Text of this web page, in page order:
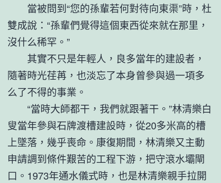
當被問到“您的孫輩若何對待向東渠”時，杜
雙成說：“孫輩們覺得這個東西從來就在那里，
沒什么稀罕。”
其實不只是年輕人，良多當年的建設者，
隨著時光荏苒，也淡忘了本身曾參與過一項多
么了不得的事業。
“當時大師都干，我們就跟著干。”林清樂白
叟當年參與石牌渡槽建設時，從20多米高的槽
上墜落，幾乎喪命。康復期間，林清樂又主動
申請調到條件艱苦的工程下游，把守滾水壩閘
口。1973年通水儀式時，也是林清樂親手拉開